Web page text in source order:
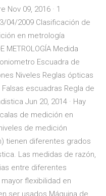
Nov 09, 2016 · 1
04/2009 Clasificación de
en metrología
METROLOGÍA Medida
Escuadra de
Niveles Reglas ópticas
escuadras Regla de
Jun 20, 2014 · Hay
de medición en
de medición
tienen diferentes grados
Las medidas de razón,
entre diferentes
flexibilidad en